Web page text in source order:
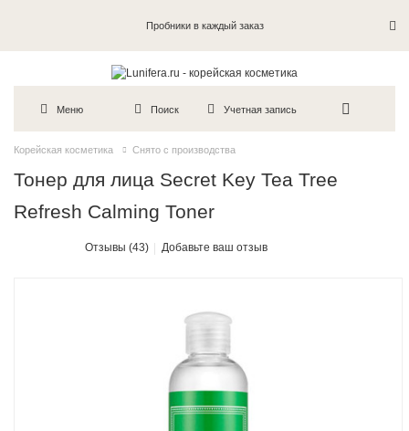
Пробники в каждый заказ
Меню Поиск Учетная запись
Корейская косметика Снято с производства
Тонер для лица Secret Key Tea Tree
Refresh Calming Toner
Отзывы (43) Добавьте ваш отзыв